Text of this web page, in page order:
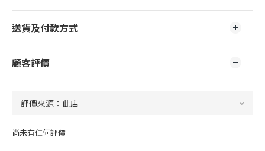
送貨及付款方式
顧客評價
尚未有任何評價